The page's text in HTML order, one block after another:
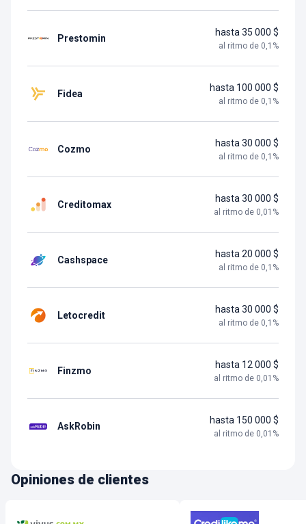
Prestomin
hasta 35 000 $
al ritmo de 0,1 %
Fidea
hasta 100 000 $
al ritmo de 0,1 %
Cozmo
hasta 30 000 $
al ritmo de 0,1 %
Creditomax
hasta 30 000 $
al ritmo de 0,01 %
Cashspace
hasta 20 000 $
al ritmo de 0,1 %
Letocredit
hasta 30 000 $
al ritmo de 0,1 %
Finzmo
hasta 12 000 $
al ritmo de 0,01 %
AskRobin
hasta 150 000 $
al ritmo de 0,01 %
Opiniones de clientes